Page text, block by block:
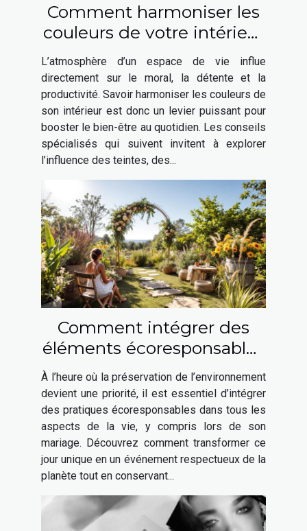
Comment harmoniser les
couleurs de votre intérieur
pour booster votre bien-
être ?
L’atmosphère d’un espace de vie influe
directement sur le moral, la détente et la
productivité. Savoir harmoniser les couleurs de
son intérieur est donc un levier puissant pour
booster le bien-être au quotidien. Les conseils
spécialisés qui suivent invitent à explorer
l’influence des teintes, des...
Comment intégrer des
éléments écoresponsables
à votre mariage ?
À l’heure où la préservation de l’environnement
devient une priorité, il est essentiel d’intégrer
des pratiques écoresponsables dans tous les
aspects de la vie, y compris lors de son
mariage. Découvrez comment transformer ce
jour unique en un événement respectueux de la
planète tout en conservant...